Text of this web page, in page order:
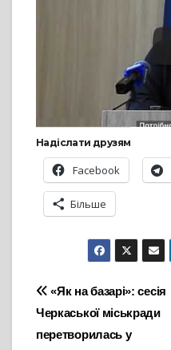
Надіслати друзям
Facebook
Більше
Навігація
записів
«Як на базарі»: сесія
Черкаської міськради
перетворилась у